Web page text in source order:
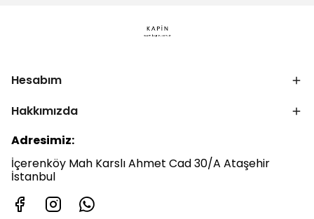
Hesabım
Hakkımızda
Adresimiz:
İçerenköy Mah Karslı Ahmet Cad 30/A Ataşehir
İstanbul